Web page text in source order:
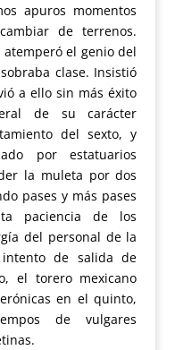
apuros momentos
de terrenos.
el genio del
clase. Insistió
a ello sin más éxito
de su carácter
del sexto, y
por estatuarios
la muleta por dos
pases y más pases
paciencia de los
del personal de la
de salida de
el torero mexicano
en el quinto,
de vulgares